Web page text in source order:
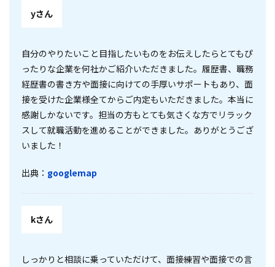
yさん
自分のやりたいこと目指したいものをお伝えしたらとてもぴ
ったりな企業を何社かご紹介いただきました。履歴書、職務
経歴書の書き方や面接に向けての手厚いサポートもあり、面
接を受けた企業様全てからご内定もいただきました。本当に
感謝しかないです。担当の方もとても気さくな方でリラック
スして就職活動を進めることができました。ありがとうござ
いました！
出典： googlemap
kさん
しっかりと相談に乗っていただけて、面接練習や面接での言